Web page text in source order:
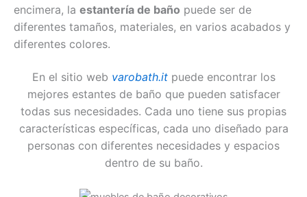
encimera, la estantería de baño puede ser de
diferentes tamaños, materiales, en varios acabados y
diferentes colores.
En el sitio web varobath.itpuede encontrar los
mejores estantes de baño que pueden satisfacer
todas sus necesidades. Cada uno tiene sus propias
características específicas, cada uno diseñado para
personas con diferentes necesidades y espacios
dentro de su baño.